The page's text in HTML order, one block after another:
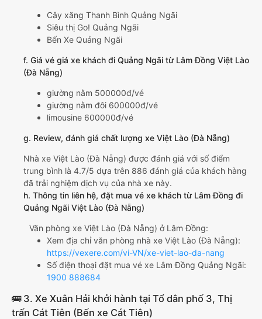
Cây xăng Thanh Bình Quảng Ngãi
Siêu thị Go! Quảng Ngãi
Bến Xe Quảng Ngãi
f. Giá vé giá xe khách đi Quảng Ngãi từ Lâm Đồng Việt Lào
(Đà Nẵng)
giường nằm 500000đ/vé
giường nằm đôi 600000đ/vé
limousine 600000đ/vé
g. Review, đánh giá chất lượng xe Việt Lào (Đà Nẵng)
Nhà xe Việt Lào (Đà Nẵng) được đánh giá với số điểm
trung bình là 4.7/5 dựa trên 886 đánh giá của khách hàng
đã trải nghiệm dịch vụ của nhà xe này.
h. Thông tin liên hệ, đặt mua vé xe khách từ Lâm Đồng đi
Quảng Ngãi Việt Lào (Đà Nẵng)
Văn phòng xe Việt Lào (Đà Nẵng) ở Lâm Đồng:
Xem địa chỉ văn phòng nhà xe Việt Lào (Đà Nẵng):
https://vexere.com/vi-VN/xe-viet-lao-da-nang
Số điện thoại đặt mua vé xe Lâm Đồng Quảng Ngãi:
1900 888684
🚌 3. Xe Xuân Hải khởi hành tại Tổ dân phố 3, Thị
trấn Cát Tiên (Bến xe Cát Tiên)